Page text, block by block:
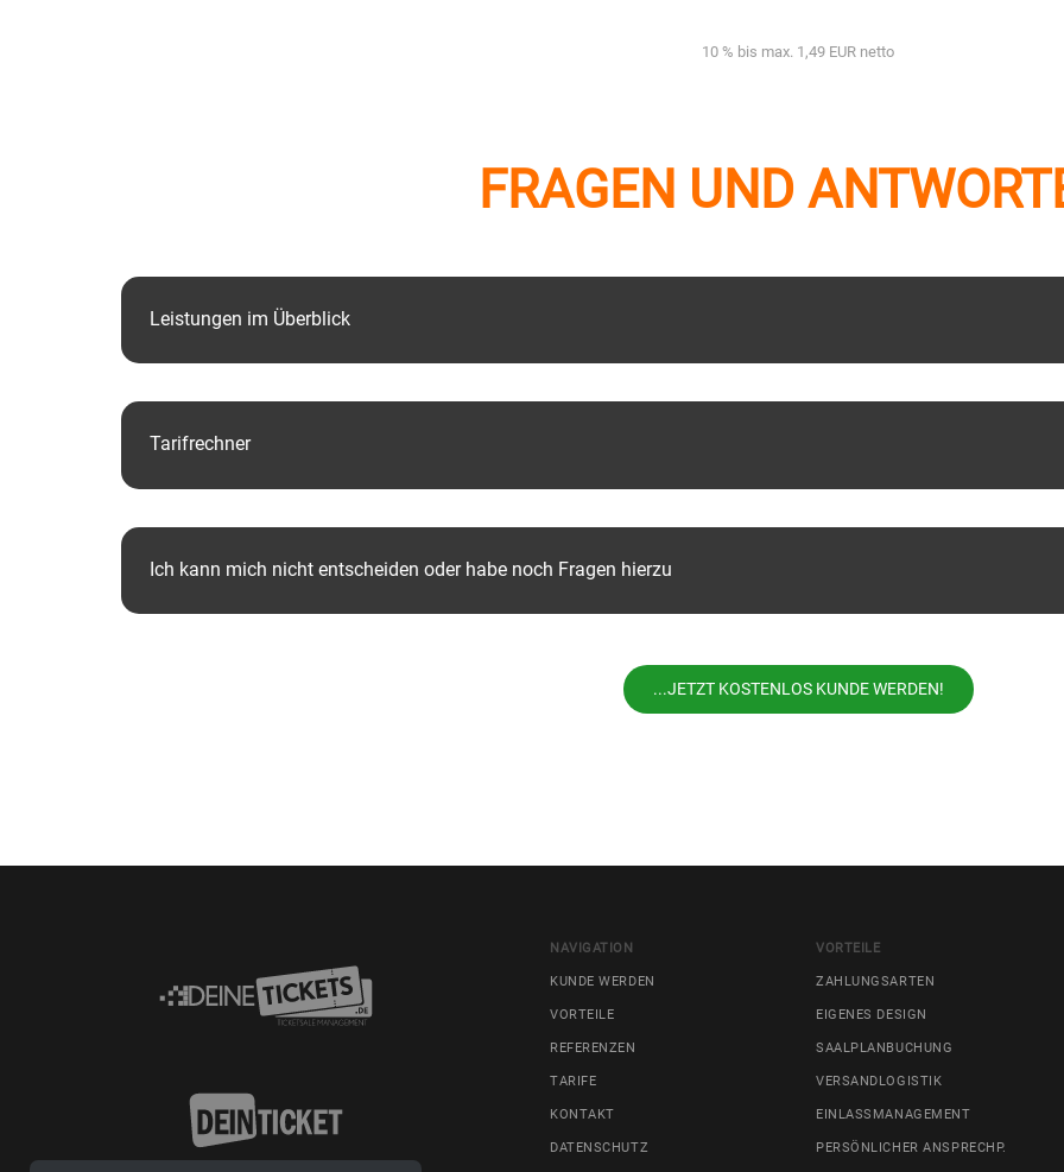
10 % bis max. 1,49 EUR netto
FRAGEN UND
Leistungen im Überblick
Tarifrechner
Ich kann mich nicht entscheiden oder habe noch Fragen hierzu
...JETZT KOSTENLOS KUNDE WERDEN!
NAVIGATION
KUNDE WERDEN
VORTEILE
REFERENZEN
TARIFE
KONTAKT
DATENSCHUTZ
VORTEILE
ZAHLUNGSARTEN
EIGENES DESIGN
SAALPLANBUCHUNG
VERSANDLOGISTIK
EINLASSMANAGEMENT
PERSÖNLICHER ANSPRECHP.